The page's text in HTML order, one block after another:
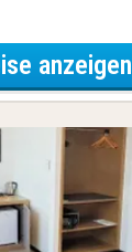
anzeigen